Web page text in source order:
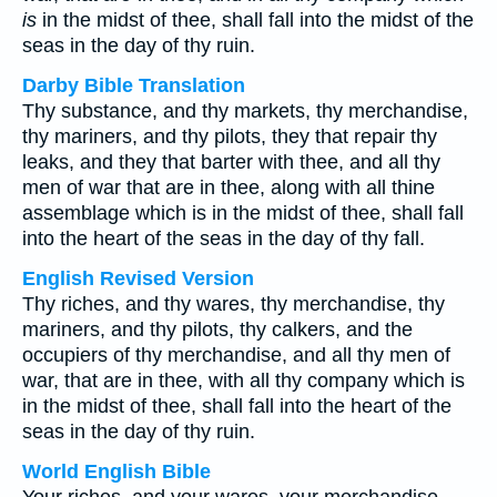
is in the midst of thee, shall fall into the midst of the
seas in the day of thy ruin.
Darby Bible Translation
Thy substance, and thy markets, thy merchandise,
thy mariners, and thy pilots, they that repair thy
leaks, and they that barter with thee, and all thy
men of war that are in thee, along with all thine
assemblage which is in the midst of thee, shall fall
into the heart of the seas in the day of thy fall.
English Revised Version
Thy riches, and thy wares, thy merchandise, thy
mariners, and thy pilots, thy calkers, and the
occupiers of thy merchandise, and all thy men of
war, that are in thee, with all thy company which is
in the midst of thee, shall fall into the heart of the
seas in the day of thy ruin.
World English Bible